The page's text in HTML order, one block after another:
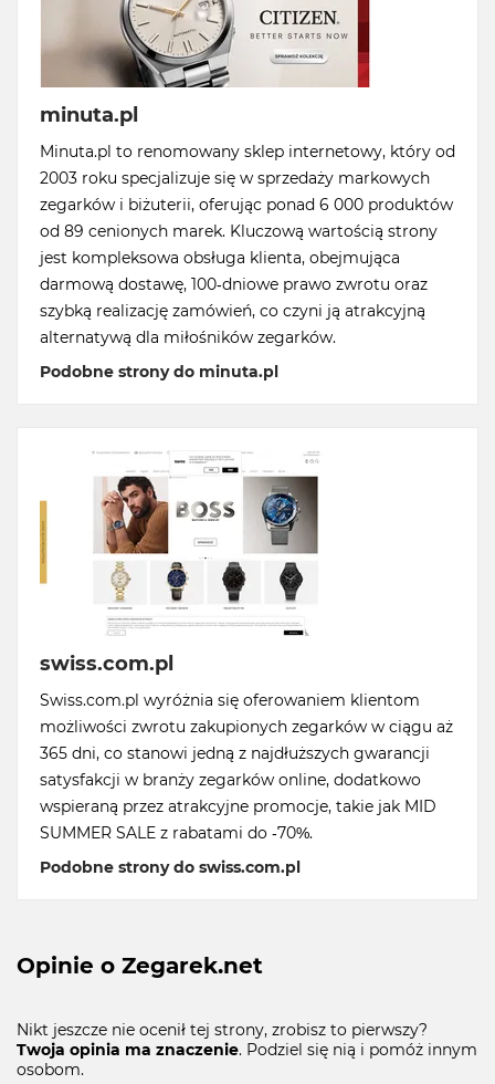
minuta.pl
Minuta.pl to renomowany sklep internetowy, który od
2003 roku specjalizuje się w sprzedaży markowych
zegarków i biżuterii, oferując ponad 6 000 produktów
od 89 cenionych marek. Kluczową wartością strony
jest kompleksowa obsługa klienta, obejmująca
darmową dostawę, 100-dniowe prawo zwrotu oraz
szybką realizację zamówień, co czyni ją atrakcyjną
alternatywą dla miłośników zegarków.
Podobne strony do minuta.pl
swiss.com.pl
Swiss.com.pl wyróżnia się oferowaniem klientom
możliwości zwrotu zakupionych zegarków w ciągu aż
365 dni, co stanowi jedną z najdłuższych gwarancji
satysfakcji w branży zegarków online, dodatkowo
wspieraną przez atrakcyjne promocje, takie jak MID
SUMMER SALE z rabatami do -70%.
Podobne strony do swiss.com.pl
Opinie o Zegarek.net
Nikt jeszcze nie ocenił tej strony, zrobisz to pierwszy?
Twoja opinia ma znaczenie. Podziel się nią i pomóż innym
osobom.